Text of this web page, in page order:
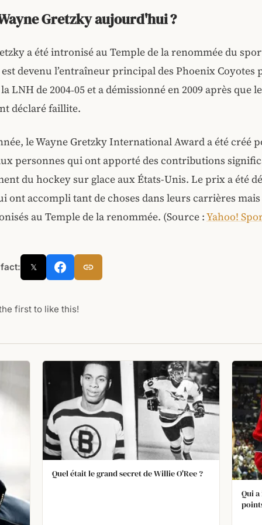
Gretzky aujourd'hui ?
a été intronisé au Temple de la renommée du
devenu l’entraîneur principal des Phoenix Coyotes
LNH de 2004‑05 et a démissionné en 2009 après que
déclaré faillite.
le Wayne Gretzky International Award a été créé
personnes qui ont apporté des contributions
du hockey sur glace aux États-Unis. Le prix a été
ont accompli tant de choses dans leurs carrières
au Temple de la renommée. (Source :Yahoo!
𝕏
first to like this!
Quel était le grand secret de Willie O'Ree ?
Qui